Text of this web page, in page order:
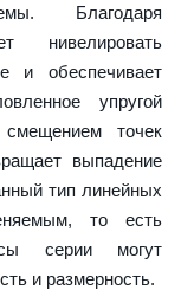
Благодаря
нивелировать
и обеспечивает
упругой
точек
выпадение
тип линейных
то есть
серии могут
и размерность.